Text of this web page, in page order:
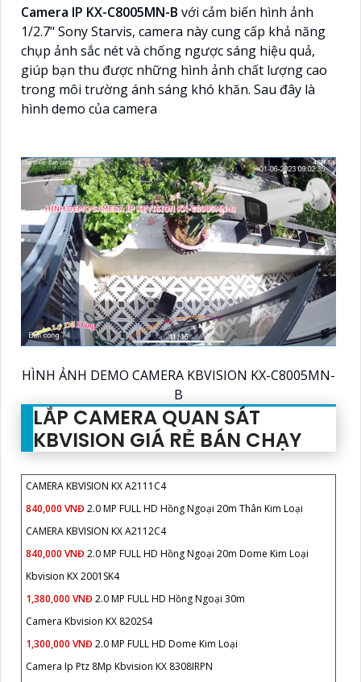
Camera IP KX-C8005MN-B với cảm biến hình ảnh
1/2.7" Sony Starvis, camera này cung cấp khả năng
chụp ảnh sắc nét và chống ngược sáng hiệu quả,
giúp bạn thu được những hình ảnh chất lượng cao
trong môi trường ánh sáng khó khăn. Sau đây là
hình demo của camera
HÌNH ẢNH DEMO CAMERA KBVISION KX-C8005MN-
B
LẮP CAMERA QUAN SÁT
KBVISION GIÁ RẺ BÁN CHẠY
CAMERA KBVISION KX A2111C4
840,000 VNĐ 2.0 MP FULL HD Hồng Ngoại 20m Thân Kim Loại
CAMERA KBVISION KX A2112C4
840,000 VNĐ 2.0 MP FULL HD Hồng Ngoại 20m Dome Kim Loại
Kbvision KX 2001SK4
1,380,000 VNĐ 2.0 MP FULL HD Hồng Ngoại 30m
Camera Kbvision KX 8202S4
1,300,000 VNĐ 2.0 MP FULL HD Dome Kim Loại
Camera Ip Ptz 8Mp Kbvision KX 8308IRPN